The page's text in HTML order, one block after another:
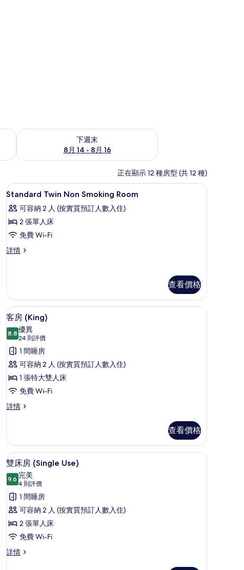
下週末
8月 14 - 8月 16
查看下週末 8月 14 - 8月 16的可訂空房
正在顯示 12 種房型 (共 12 種)
載
入
所
有
Standard
Twin
的
相
片
1
Standard Twin Non Smoking Room
可容納 2 人 (按實質預訂人數入住)
2 張單人床
免費 Wi-Fi
詳情
Standard
詳
情
查看價格
載
入
所
有
客
房
(King)
的
8
客房 (King)
8.88.8 分，滿分 10 分
優異
24 則評價
(24
則
評
價)
1 間睡房
可容納 2 人 (按實質預訂人數入住)
1 張特大雙人床
免費 Wi-Fi
詳情
客
情
查看價格
載
入
所
有
雙
床
房
(Single
8
雙床房 (Single Use)
9.69.6 分，滿分 10 分
完美
4 則評價
(4
則
評
價)
1 間睡房
可容納 2 人 (按實質預訂人數入住)
2 張單人床
免費 Wi-Fi
詳情
雙